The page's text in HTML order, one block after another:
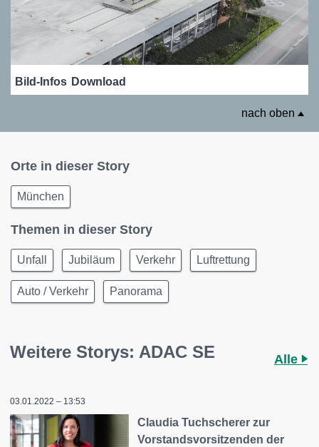
Bild-Infos Download
nach oben
Orte in dieser Story
München
Themen in dieser Story
Unfall Jubiläum Verkehr Luftrettung
Auto / Verkehr Panorama
Weitere Storys: ADAC SE Alle
03.01.2022 – 13:53
Claudia Tuchscherer zur
Vorstandsvorsitzenden der